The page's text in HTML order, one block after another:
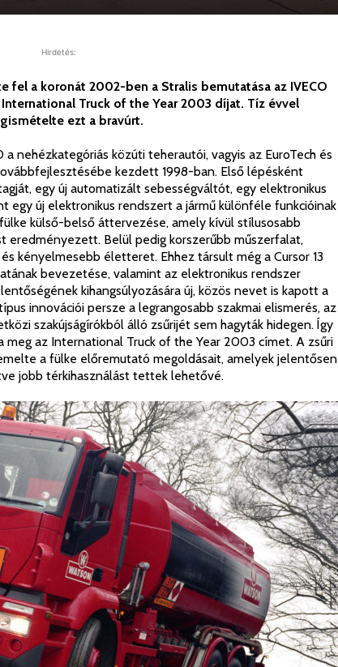
Hirdetés:
a koronát 2002-ben a Stralis bemutatása az IVECO
Truck of the Year 2003 díjat. Tíz évvel
ezt a bravúrt.
nehézkategóriás közúti teherautói, vagyis az EuroTech és
kezdett 1998-ban. Első lépésként
egy új automatizált sebességváltót, egy elektronikus
egy új elektronikus rendszert a jármű különféle funkcióinak
külső-belső áttervezése, amely kívül stílusosabb
eredményezett. Belül pedig korszerűbb műszerfalat,
kényelmesebb életteret. Ehhez társult még a Cursor 13
bevezetése, valamint az elektronikus rendszer
kihangsúlyozására új, közös nevet is kapott a
innovációi persze a legrangosabb szakmai elismerés, az
szakújságírókból álló zsűrijét sem hagyták hidegen. Így
meg az International Truck of the Year 2003 címet. A zsűri
a fülke előremutató megoldásait, amelyek jelentősen
jobb térkihasználást tettek lehetővé.